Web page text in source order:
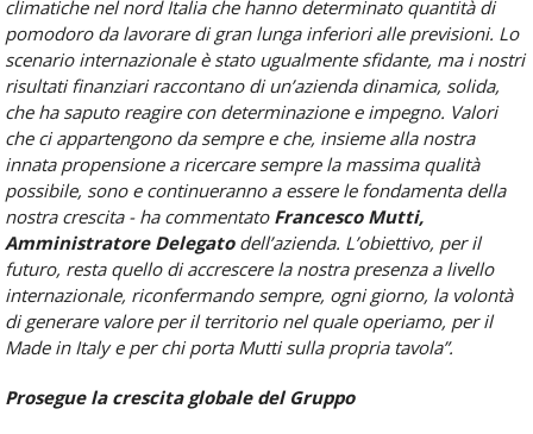
climatiche nel nord Italia che hanno determinato quantità di
pomodoro da lavorare di gran lunga inferiori alle previsioni. Lo
scenario internazionale è stato ugualmente sfidante, ma i nostri
risultati finanziari raccontano di un’azienda dinamica, solida,
che ha saputo reagire con determinazione e impegno. Valori
che ci appartengono da sempre e che, insieme alla nostra
innata propensione a ricercare sempre la massima qualità
possibile, sono e continueranno a essere le fondamenta della
nostra crescita - ha commentato Francesco Mutti,
Amministratore Delegato dell’azienda. L’obiettivo, per il
futuro, resta quello di accrescere la nostra presenza a livello
internazionale, riconfermando sempre, ogni giorno, la volontà
di generare valore per il territorio nel quale operiamo, per il
Made in Italy e per chi porta Mutti sulla propria tavola”.
Prosegue la crescita globale del Gruppo